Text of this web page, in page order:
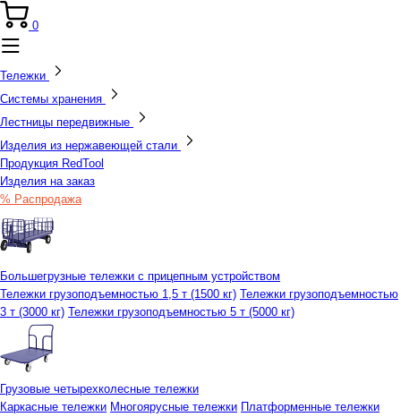
0
Тележки
Системы хранения
Лестницы передвижные
Изделия из нержавеющей стали
Продукция RedTool
Изделия на заказ
% Распродажа
Большегрузные тележки с прицепным устройством
Тележки грузоподъемностью 1,5 т (1500 кг) Тележки грузоподъемностью
3 т (3000 кг) Тележки грузоподъемностью 5 т (5000 кг)
Грузовые четырехколесные тележки
Каркасные тележки Многоярусные тележки Платформенные тележки